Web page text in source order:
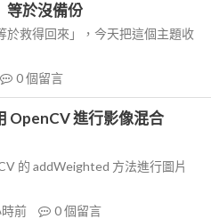
等於沒備份
於救得回來」，今天把這個主題收
0個留言
OpenCV 進行影像混合
的 addWeighted 方法進行圖片
前 0個留言